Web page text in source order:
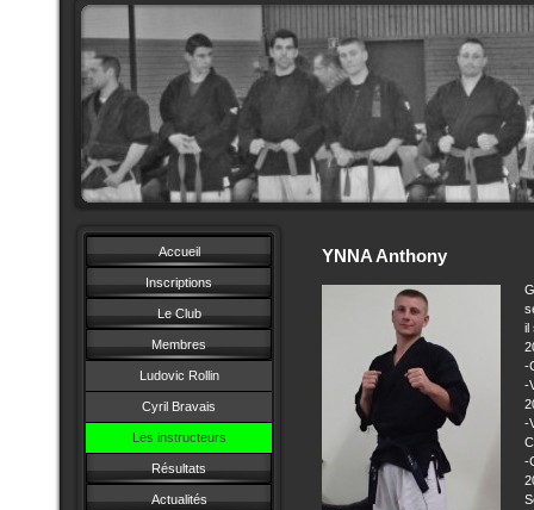
Accueil
Inscriptions
Le Club
Membres
Ludovic Rollin
Cyril Bravais
Les instructeurs
Résultats
Actualités
YNNA Anthony
il
-
-
-
-